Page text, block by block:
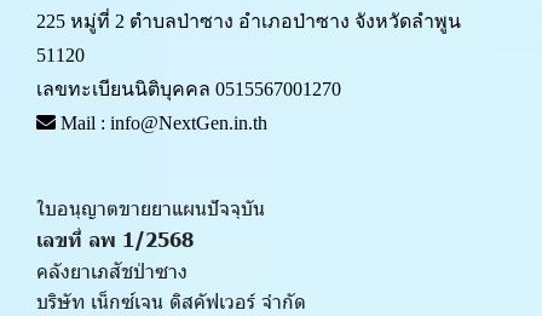
225 หมู่ที่ 2 ตำบลป่าซาง อำเภอป่าซาง จังหวัดลำพูน
51120
เลขทะเบียนนิติบุคคล 0515567001270
Mail : info@NextGen.in.th
ใบอนุญาตขายยาแผนปัจจุบัน
เลขที่ ลพ 1/2568
คลังยาเภสัชป่าซาง
บริษัท เน็กซ์เจน ดิสคัฟเวอร์ จำกัด